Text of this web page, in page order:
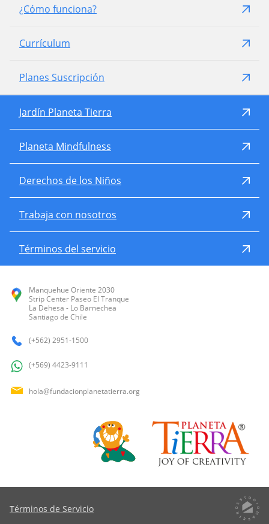
¿Cómo funciona?
Currículum
Planes Suscripción
Jardín Planeta Tierra
Planeta Mindfulness
Derechos de los Niños
Trabaja con nosotros
Términos del servicio
Manquehue Oriente 2030
Strip Center Paseo El Tranque
La Dehesa - Lo Barnechea
Santiago de Chile
(+562) 2951-1500
(+569) 4423-9111
hola@fundacionplanetatierra.org
Términos de Servicio